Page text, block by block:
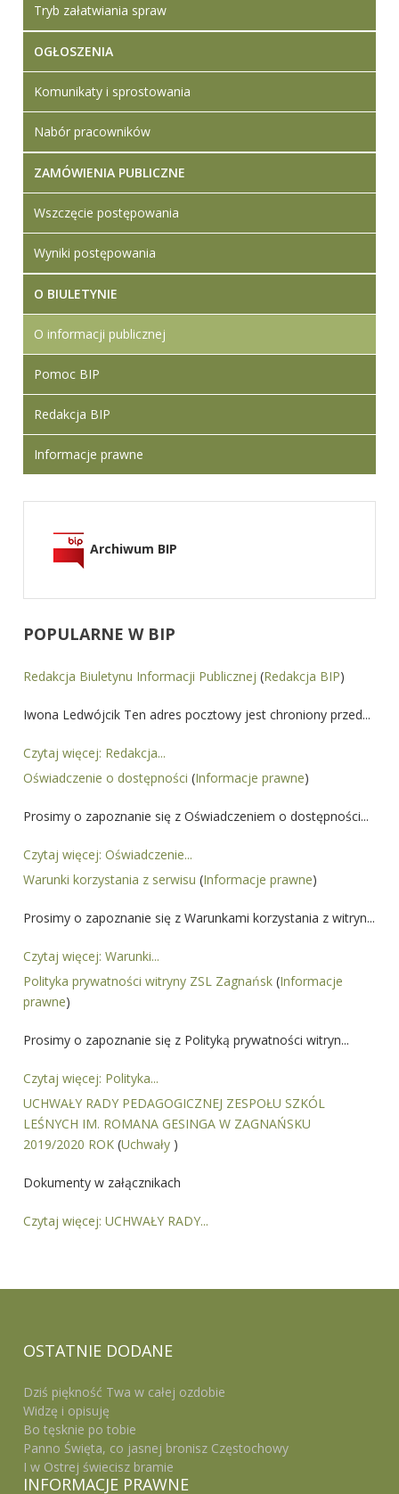
Tryb załatwiania spraw
OGŁOSZENIA
Komunikaty i sprostowania
Nabór pracowników
ZAMÓWIENIA PUBLICZNE
Wszczęcie postępowania
Wyniki postępowania
O BIULETYNIE
O informacji publicznej
Pomoc BIP
Redakcja BIP
Informacje prawne
Archiwum BIP
POPULARNE W BIP
Redakcja Biuletynu Informacji Publicznej(Redakcja BIP)
Iwona Ledwójcik Ten adres pocztowy jest chroniony przed...
Czytaj więcej: Redakcja...
Oświadczenie o dostępności(Informacje prawne)
Prosimy o zapoznanie się z Oświadczeniem o dostępności...
Czytaj więcej: Oświadczenie...
Warunki korzystania z serwisu(Informacje prawne)
Prosimy o zapoznanie się z Warunkami korzystania z witryn...
Czytaj więcej: Warunki...
Polityka prywatności witryny ZSL Zagnańsk(Informacje
prawne)
Prosimy o zapoznanie się z Polityką prywatności witryn...
Czytaj więcej: Polityka...
UCHWAŁY RADY PEDAGOGICZNEJ ZESPOŁU SZKÓL
LEŚNYCH IM. ROMANA GESINGA W ZAGNAŃSKU
2019/2020 ROK(Uchwały )
Dokumenty w załącznikach
Czytaj więcej: UCHWAŁY RADY...
OSTATNIE DODANE
Dziś piękność Twa w całej ozdobie
Widzę i opisuję
Bo tęsknie po tobie
Panno Święta, co jasnej bronisz Częstochowy
I w Ostrej świecisz bramie
INFORMACJE PRAWNE